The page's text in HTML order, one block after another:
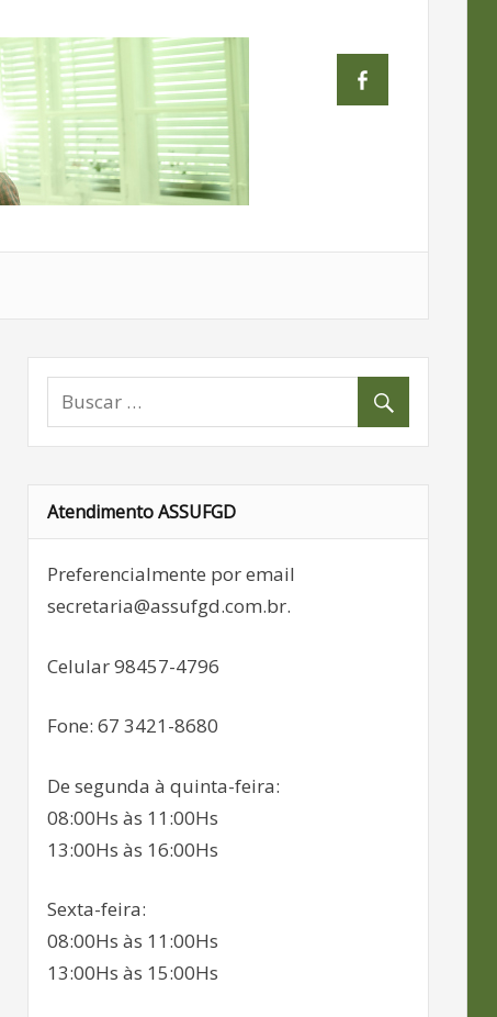
Atendimento ASSUFGD
Preferencialmente por email
secretaria@assufgd.com.br.
Celular 98457-4796
Fone: 67 3421-8680
De segunda à quinta-feira:
08:00Hs às 11:00Hs
13:00Hs às 16:00Hs
Sexta-feira:
08:00Hs às 11:00Hs
13:00Hs às 15:00Hs